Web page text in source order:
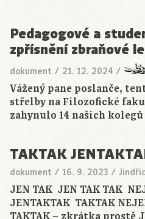
Pedagogové a
zpřísnění zbraňové
dokument / 21. 12. 2024 /
Vážený pane poslanče,
střelby na Filozofické
zahynulo 14 našich
TAKTAK
dokument / 16. 9. 2023 /
JEN TAK JEN TAK TAK
JENTAKTAK TAKTAK
TAKTAK – zkrátka prostě